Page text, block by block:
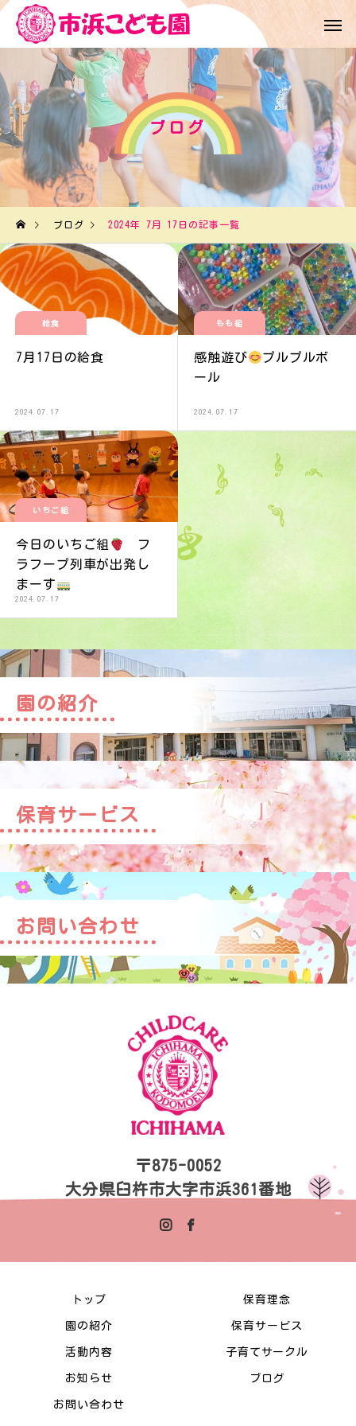
ブログ
ブログ 2024年 7月 17日の記事一覧
給食
7月17日の給食
2024.07.17
もも組
感触遊び
プルプルボ
ール
2024.07.17
いちご組
今日のいちご組
フ
ラフープ列車が出発し
まーす
2024.07.17
園の紹介
保育サービス
お問い合わせ
〒875-0052
大分県臼杵市大字市浜361番地
トップ 保育理念
園の紹介 保育サービス
活動内容 子育てサークル
お知らせ ブログ
お問い合わせ